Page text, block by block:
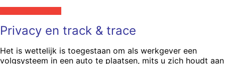
Privacy en track & trace
Het is wettelijk is toegestaan om als werkgever een
volgsysteem in een auto te plaatsen, mits u zich houdt aan